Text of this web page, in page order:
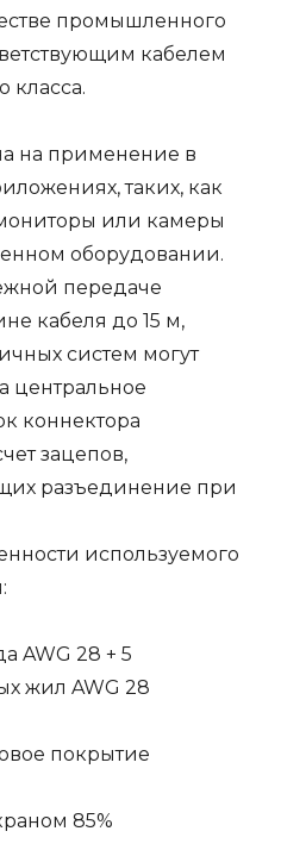
промышленного
кабелем
класса.
на применение в
таких, как
или камеры
оборудовании.
передаче
кабеля до 15 м,
систем могут
центральное
коннектора
зацепов,
разъединение при
используемого
AWG 28 + 5
жил AWG 28
покрытие
85%